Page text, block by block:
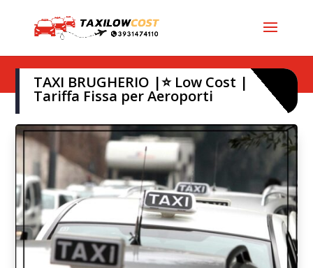
TAXI BRUGHERIO |⭐ Low Cost |
Tariffa Fissa per Aeroporti